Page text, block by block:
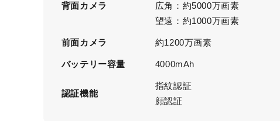
背面カメラ
広角：約5000万画素
望遠：約1000万画素
前面カメラ 約1200万画素
バッテリー容量 4000mAh
認証機能
指紋認証
顔認証